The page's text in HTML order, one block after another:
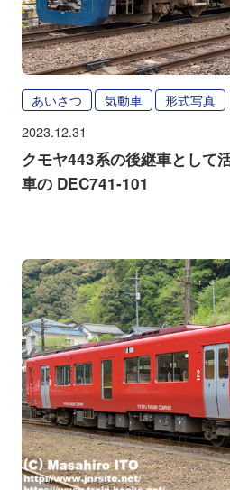
あいさつ 気動車 形式写真
2023.12.31
クモヤ443系の後継車として
車の DEC741-101